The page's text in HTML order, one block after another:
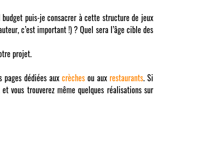
puis-je consacrer à cette structure de jeux
c’est important !) ? Quel sera l’âge cible des
projet.
pages dédiées aux crèches ou aux restaurants. Si
et vous trouverez même quelques réalisations sur